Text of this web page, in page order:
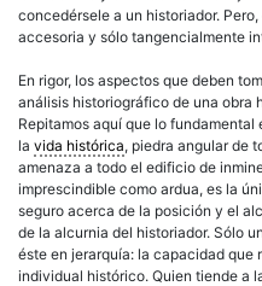
concedérsele a un historiador.
accesoria y sólo tangencialmente
En rigor, los aspectos que deben
análisis historiográfico de una obra
Repitamos aquí que lo
la vida histórica, piedra angular de
amenaza a todo el edificio de
imprescindible como ardua, es la
seguro acerca de la posición y el
de la alcurnia del historiador. Sólo
éste en jerarquía: la capacidad que
individual histórico. Quien tiende a